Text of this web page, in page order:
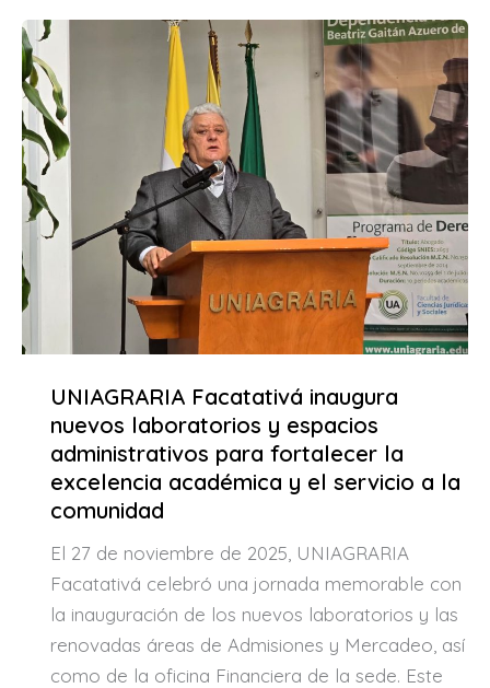
UNIAGRARIA Facatativá inaugura
nuevos laboratorios y espacios
administrativos para fortalecer la
excelencia académica y el servicio a la
comunidad
El 27 de noviembre de 2025, UNIAGRARIA
Facatativá celebró una jornada memorable con
la inauguración de los nuevos laboratorios y las
renovadas áreas de Admisiones y Mercadeo, así
como de la oficina Financiera de la sede. Este